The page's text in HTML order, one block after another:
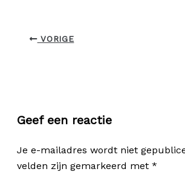
VORIGE
Geef een reactie
Je e-mailadres wordt niet
velden zijn gemarkeerd met *